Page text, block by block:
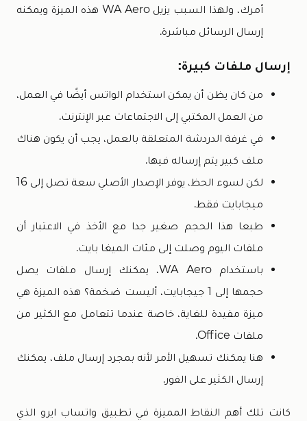
أمرك، ولهذا السبب يزيل WA Aero هذه الميزة ويمكنه
إرسال الرسائل مباشرة.
إرسال ملفات كبيرة:
من كان يظن أن يمكن استخدام الواتس أيضًا في العمل،
من العمل المكتبي إلى الاجتماعات عبر الإنترنت.
في غرفة الدردشة المتعلقة بالعمل، يجب أن يكون هناك
ملف كبير يتم إرساله فيها.
لكن لسوء الحظ، يوفر الإصدار الأصلي سعة تصل إلى 16
ميجابايت فقط.
طبعا هذا الحجم صغير جدا مع الأخذ في الاعتبار أن
ملفات اليوم وصلت إلى مئات الميغا بايت.
باستخدام WA Aero، يمكنك إرسال ملفات يصل
حجمها إلى 1 جيجابايت، أليست ضخمة؟ هذه الميزة هي
ميزة مفيدة للغاية، خاصة عندما تتعامل مع الكثير من
ملفات Office.
هنا يمكنك تسهيل الأمر لأنه بمجرد إرسال ملف، يمكنك
إرسال الكثير على الفور.
كانت تلك أهم النقاط المميزة في تطبيق واتساب ايرو الذي